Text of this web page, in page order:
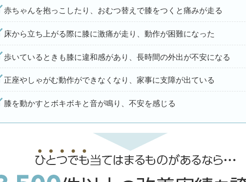
赤ちゃんを抱っこしたり、おむつ替えで膝をつくと痛みが走る
床から立ち上がる際に膝に激痛が走り、動作が困難になった
歩いているときも膝に違和感があり、長時間の外出が不安になる
正座やしゃがむ動作ができなくなり、家事に支障が出ている
膝を動かすとボキボキと音が鳴り、不安を感じる